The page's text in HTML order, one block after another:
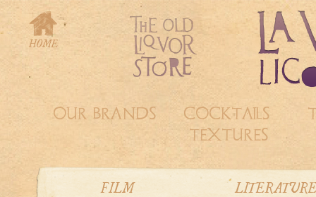
OUR BRANDS
COCKTAILS &
TEXTURES
FILM LITERATURE